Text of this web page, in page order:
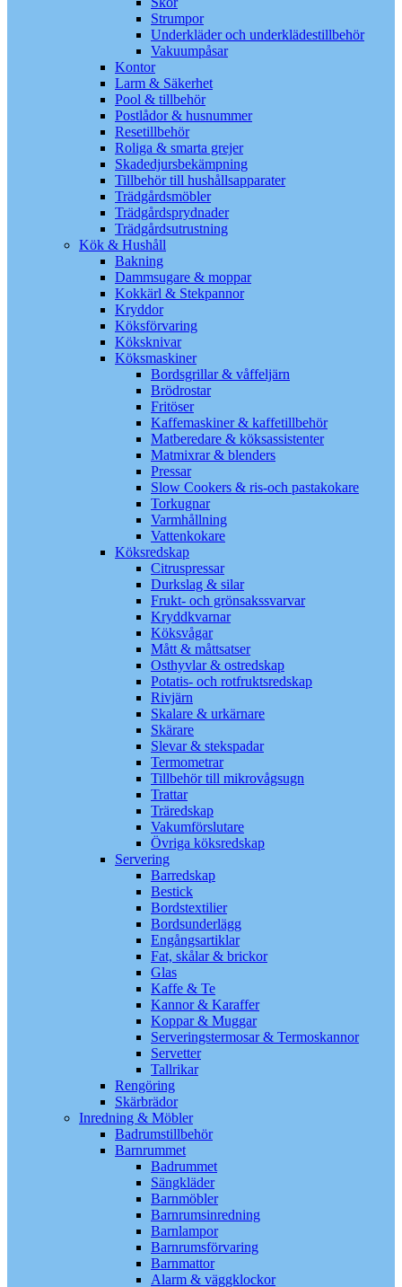
Strumpor
Underkläder och underklädestillbehör
Vakuumpåsar
Kontor
Larm & Säkerhet
Pool & tillbehör
Postlådor & husnummer
Resetillbehör
Roliga & smarta grejer
Skadedjursbekämpning
Tillbehör till hushållsapparater
Trädgårdsmöbler
Trädgårdsprydnader
Trädgårdsutrustning
Kök & Hushåll
Bakning
Dammsugare & moppar
Kokkärl & Stekpannor
Kryddor
Köksförvaring
Köksknivar
Köksmaskiner
Bordsgrillar & våffeljärn
Brödrostar
Fritöser
Kaffemaskiner & kaffetillbehör
Matberedare & köksassistenter
Matmixrar & blenders
Pressar
Slow Cookers & ris-och pastakokare
Torkugnar
Varmhållning
Vattenkokare
Köksredskap
Citruspressar
Durkslag & silar
Frukt- och grönsakssvarvar
Kryddkvarnar
Köksvågar
Mått & måttsatser
Osthyvlar & ostredskap
Potatis- och rotfruktsredskap
Rivjärn
Skalare & urkärnare
Skärare
Slevar & stekspadar
Termometrar
Tillbehör till mikrovågsugn
Trattar
Träredskap
Vakumförslutare
Övriga köksredskap
Servering
Barredskap
Bestick
Bordstextilier
Bordsunderlägg
Engångsartiklar
Fat, skålar & brickor
Glas
Kaffe & Te
Kannor & Karaffer
Koppar & Muggar
Serveringstermosar & Termoskannor
Servetter
Tallrikar
Rengöring
Skärbrädor
Inredning & Möbler
Badrumstillbehör
Barnrummet
Badrummet
Sängkläder
Barnmöbler
Barnrumsinredning
Barnlampor
Barnrumsförvaring
Barnmattor
Alarm & väggklockor